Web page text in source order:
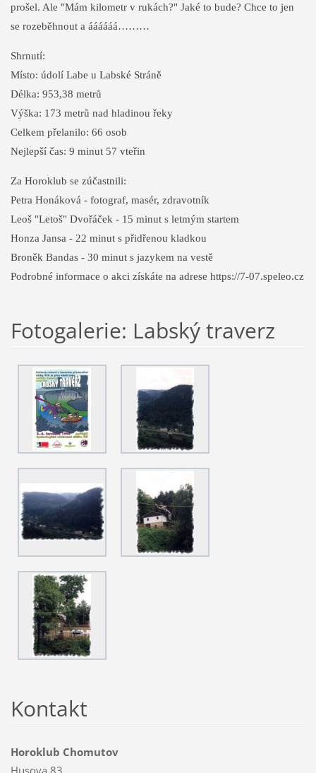
prošel. Ale "Mám kilometr v rukách?" Jaké to bude? Chce to jen
se rozeběhnout a áááááá………
Shrnutí:
Místo: údolí Labe u Labské Stráně
Délka: 953,38 metrů
Výška: 173 metrů nad hladinou řeky
Celkem přelanilo: 66 osob
Nejlepší čas: 9 minut 57 vteřin
Za Horoklub se zúčastnili:
Petra Honáková - fotograf, masér, zdravotník
Leoš "Letoš" Dvořáček - 15 minut s letmým startem
Honza Jansa - 22 minut s přidřenou kladkou
Broněk Bandas - 30 minut s jazykem na vestě
Podrobné informace o akci získáte na adrese https://7-07.speleo.cz
Fotogalerie: Labský traverz
Kontakt
Horoklub Chomutov
Husova 83